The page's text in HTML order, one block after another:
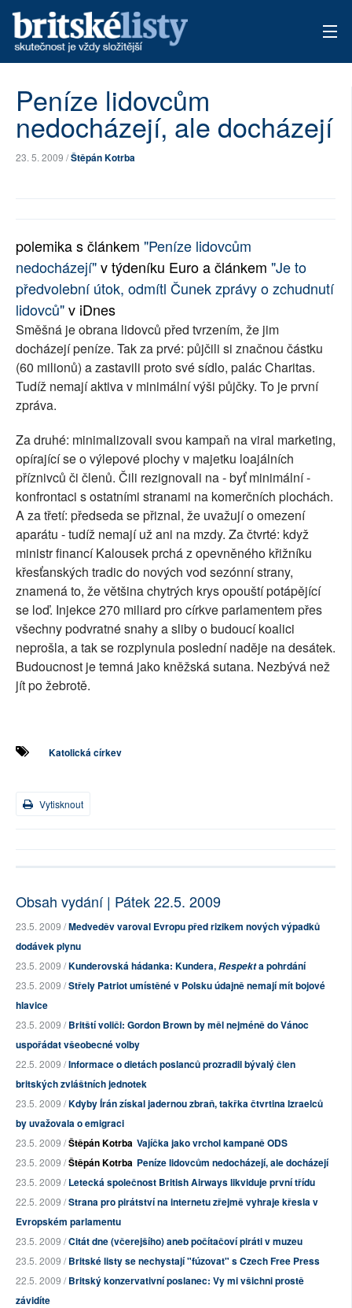
ARCHIV
TÉMATA
Peníze lidovcům
nedocházejí, ale docházejí
23. 5. 2009 /Štěpán Kotrba
polemika s článkem "Peníze lidovcům
nedocházejí"v týdeníku Euro a článkem "Je to
předvolební útok, odmítl Čunek zprávy o zchudnutí
lidovců"v iDnes
Směšná je obrana lidovců před tvrzením, že jim
docházejí peníze. Tak za prvé: půjčili si značnou částku
(60 milionů) a zastavili proto své sídlo, palác Charitas.
Tudíž nemají aktiva v minimální výši půjčky. To je první
zpráva.
Za druhé: minimalizovali svou kampaň na viral marketing,
opírající se o výlepové plochy v majetku loajálních
příznivců či členů. Čili rezignovali na - byť minimální -
konfrontaci s ostatními stranami na komerčních plochách.
A za třetí: předseda se přiznal, že uvažují o omezení
aparátu - tudíž nemají už ani na mzdy. Za čtvrté: když
ministr financí Kalousek prchá z opevněného křižníku
křesťanských tradic do nových vod sezónní strany,
znamená to, že většina chytrých krys opouští potápějící
se loď. Injekce 270 miliard pro církve parlamentem přes
všechny podvratné snahy a sliby o budoucí koalici
neprošla, a tak se rozplynula poslední naděje na desátek.
Budoucnost je temná jako kněžská sutana. Nezbývá než
jít po žebrotě.
Katolická církev
Vytisknout
Obsah vydání | Pátek 22.5. 2009
23.5. 2009 /Medveděv varoval Evropu před rizikem nových výpadků
dodávek plynu
23.5. 2009 /Kunderovská hádanka: Kundera,Respekta pohrdání
23.5. 2009 /Střely Patriot umístěné v Polsku údajně nemají mít bojové
hlavice
23.5. 2009 /Britští voliči: Gordon Brown by měl nejméně do Vánoc
uspořádat všeobecné volby
22.5. 2009 /Informace o dietách poslanců prozradil bývalý člen
britských zvláštních jednotek
23.5. 2009 /Kdyby Írán získal jadernou zbraň, takřka čtvrtina Izraelců
by uvažovala o emigraci
23.5. 2009 /Štěpán Kotrba Vajíčka jako vrchol kampaně ODS
23.5. 2009 /Štěpán Kotrba Peníze lidovcům nedocházejí, ale docházejí
23.5. 2009 /Letecká společnost British Airways likviduje první třídu
22.5. 2009 /Strana pro pirátství na internetu zřejmě vyhraje křesla v
Evropském parlamentu
23.5. 2009 /Citát dne (včerejšího) aneb počítačoví piráti v muzeu
23.5. 2009 /Britské listy se nechystají "fúzovat" s Czech Free Press
22.5. 2009 /Britský konzervativní poslanec: Vy mi všichni prostě
závidíte